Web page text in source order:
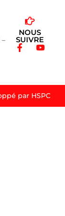
NOUS
SUIVRE
par HSPC